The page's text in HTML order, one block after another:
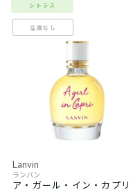
シトラス
在庫なし
Lanvin
ランバン
ア・ガール・イン・カプリ